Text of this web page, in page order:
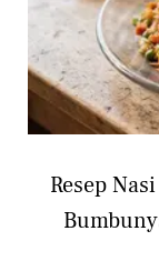
Resep